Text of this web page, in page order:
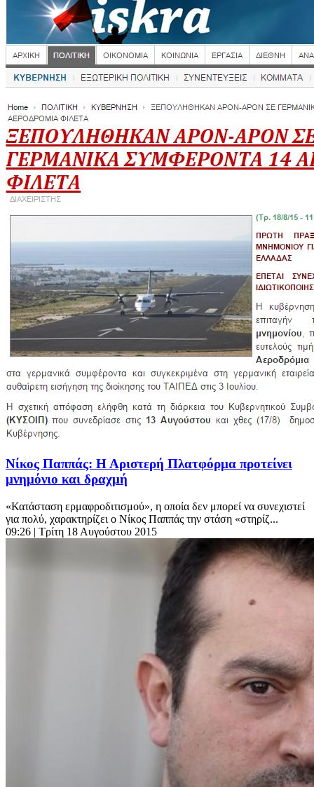
Νίκος Παππάς: Η Αριστερή Πλατφόρμα προτείνει
μνημόνιο και δραχμή
«Κατάσταση ερμαφροδιτισμού», η οποία δεν μπορεί να συνεχιστεί
για πολύ, χαρακτηρίζει ο Νίκος Παππάς την στάση «στηρίζ...
09:26 | Τρίτη 18 Αυγούστου 2015